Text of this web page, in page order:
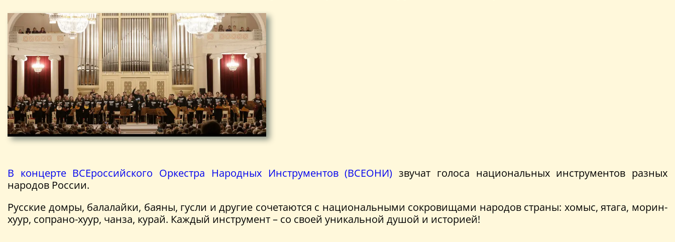
В концерте ВСЕроссийского Оркестра Народных Инструментов (ВСЕОНИ) звучат голоса национальных инструментов разных
народов России.
Русские домры, балалайки, баяны, гусли и другие сочетаются с национальными сокровищами народов страны: хомыс, ятага, морин-
хуур, сопрано-хуур, чанза, курай. Каждый инструмент – со своей уникальной душой и историей!